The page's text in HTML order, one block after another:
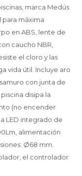
marca Medús.
máxima
en ABS, lente de
caucho NBR,
el cloro y las
vida útil. Incluye aro
con junta de
disipa la
(no encender
LED integrado de
alimentación
Ø68 mm.
el controlador